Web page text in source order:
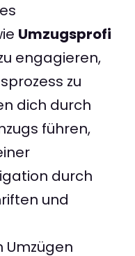
Umzugsprofi
engagieren,
zu
dich durch
führen,
durch
und